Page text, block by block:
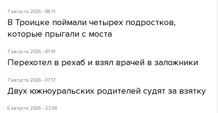
7 августа 2026 - 08:11
В Троицке поймали четырех подростков,
которые прыгали с моста
7 августа 2026 - 07:41
Перехотел в рехаб и взял врачей в заложники
7 августа 2026 - 07:17
Двух южноуральских родителей судят за взятку
6 августа 2026 - 23:04